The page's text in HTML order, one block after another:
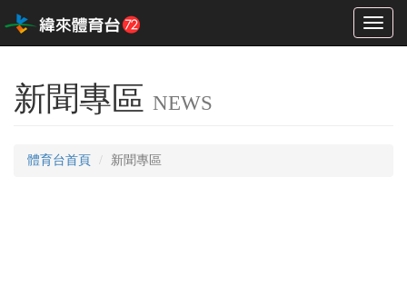
Toggle
新聞專區 NEWS
體育台首頁 新聞專區